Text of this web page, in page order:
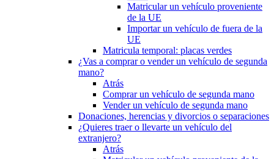
Matricular un vehículo proveniente
de la UE
Importar un vehículo de fuera de la
UE
Matricula temporal: placas verdes
¿Vas a comprar o vender un vehículo de segunda
mano?
Atrás
Comprar un vehículo de segunda mano
Vender un vehículo de segunda mano
Donaciones, herencias y divorcios o separaciones
¿Quieres traer o llevarte un vehículo del
extranjero?
Atrás